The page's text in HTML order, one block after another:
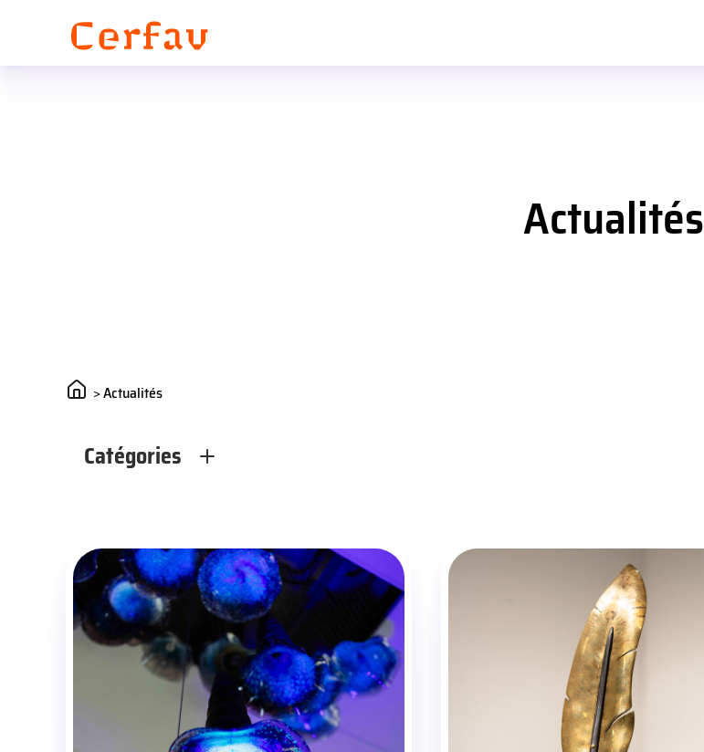
Actualités
>Actualités
Catégories